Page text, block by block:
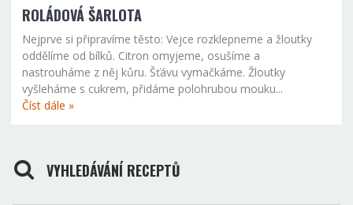
ROLÁDOVÁ ŠARLOTA
Nejprve si připravíme těsto: Vejce rozklepneme a žloutky
oddělíme od bílků. Citron omyjeme, osušíme a
nastrouháme z něj kůru. Šťávu vymačkáme. Žloutky
vyšleháme s cukrem, přidáme polohrubou mouku...
Číst dále »
VYHLEDÁVÁNÍ RECEPTŮ